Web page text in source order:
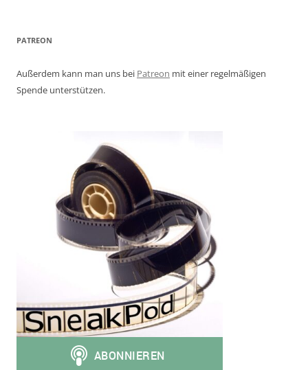
PATREON
Außerdem kann man uns bei Patreon mit einer regelmäßigen
Spende unterstützen.